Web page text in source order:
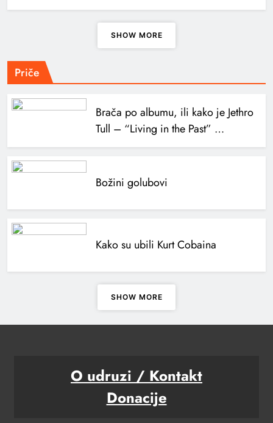
SHOW MORE
Priče
Brača po albumu, ili kako je Jethro
Tull – “Living in the Past” …
Božini golubovi
Kako su ubili Kurt Cobaina
SHOW MORE
O udruzi / Kontakt
Donacije